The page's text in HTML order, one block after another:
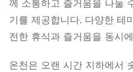
께 소통하고 즐거움을 나눌
기를 제공합니다. 다양한 테
전한 휴식과 즐거움을 동시
온천은 오랜 시간 지하에서